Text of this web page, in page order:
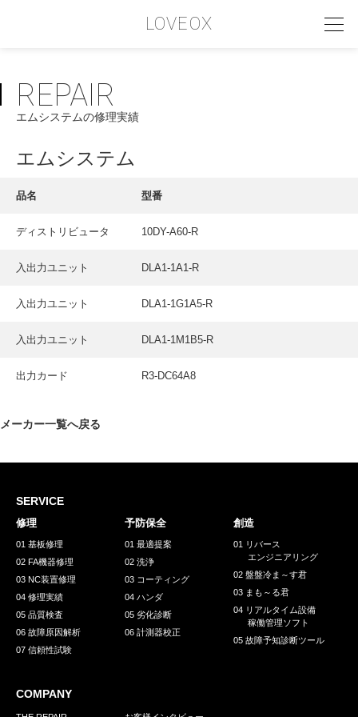
LOVEOX
PHILOSOPHY
フィロソフィー
COMPANY PROFILE
INTERVIEW
お客様インタビュー
RECRUIT
環境への取り組み
REPAIR
エムシステムの修理実績
エムシステム
品名 型番
ディストリビュータ 10DY-A60-R
入出力ユニット DLA1-1A1-R
入出力ユニット DLA1-1G1A5-R
入出力ユニット DLA1-1M1B5-R
出力カード R3-DC64A8
メーカー一覧へ戻る
SERVICE
修理
01 基板修理
02 FA機器修理
03 NC装置修理
04 修理実績
05 品質検査
06 故障原因解析
07 信頼性試験
予防保全
01 最適提案
02 洗浄
03 コーティング
04 ハンダ
05 劣化診断
06 計測器校正
創造
01 リバース
エンジニアリング
02 盤盤冷ま～す君
03 まも～る君
04 リアルタイム設備
稼働管理ソフト
05 故障予知診断ツール
COMPANY